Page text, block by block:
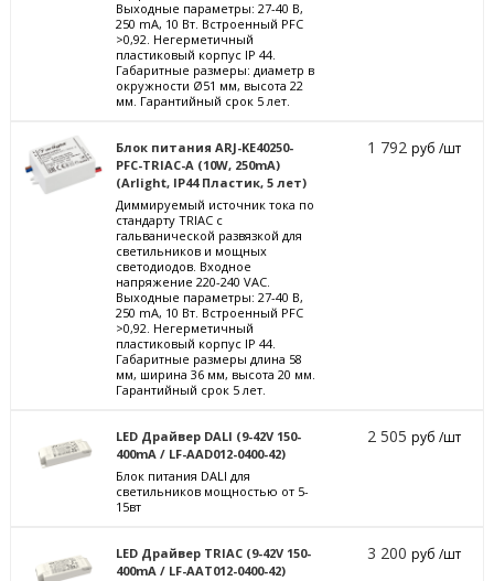
Выходные параметры: 27-40 В,
250 mА, 10 Вт. Встроенный PFC
>0,92. Негерметичный
пластиковый корпус IP 44.
Габаритные размеры: диаметр в
окружности Ø51 мм, высота 22
мм. Гарантийный срок 5 лет.
Блок питания ARJ-KE40250-
PFC-TRIAC-A (10W, 250mA)
(Arlight, IP44 Пластик, 5 лет)
Диммируемый источник тока по
стандарту TRIAC с
гальванической развязкой для
светильников и мощных
светодиодов. Входное
напряжение 220-240 VAC.
Выходные параметры: 27-40 В,
250 mА, 10 Вт. Встроенный PFC
>0,92. Негерметичный
пластиковый корпус IP 44.
Габаритные размеры длина 58
мм, ширина 36 мм, высота 20 мм.
Гарантийный срок 5 лет.
1 792руб /шт
LED Драйвер DALI (9-42V 150-
400mA / LF-AAD012-0400-42)
Блок питания DALI для
светильников мощностью от 5-
15вт
2 505руб /шт
LED Драйвер TRIAC (9-42V 150-
400mA / LF-AAT012-0400-42)
3 200руб /шт